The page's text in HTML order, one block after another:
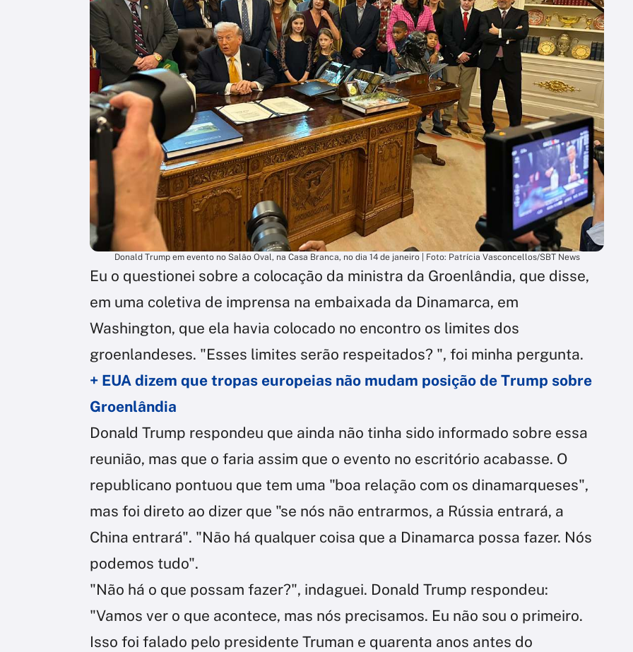
Donald Trump em evento no Salão Oval, na Casa Branca, no dia 14 de janeiro | Foto: Patrícia Vasconcellos/SBT News
Eu o questionei sobre a colocação da ministra da Groenlândia, que disse,
em uma coletiva de imprensa na embaixada da Dinamarca, em
Washington, que ela havia colocado no encontro os limites dos
groenlandeses. "Esses limites serão respeitados? ", foi minha pergunta.
+ EUA dizem que tropas europeias não mudam posição de Trump sobre
Groenlândia
Donald Trump respondeu que ainda não tinha sido informado sobre essa
reunião, mas que o faria assim que o evento no escritório acabasse. O
republicano pontuou que tem uma "boa relação com os dinamarqueses",
mas foi direto ao dizer que "se nós não entrarmos, a Rússia entrará, a
China entrará". "Não há qualquer coisa que a Dinamarca possa fazer. Nós
podemos tudo".
"Não há o que possam fazer?", indaguei. Donald Trump respondeu:
"Vamos ver o que acontece, mas nós precisamos. Eu não sou o primeiro.
Isso foi falado pelo presidente Truman e quarenta anos antes do